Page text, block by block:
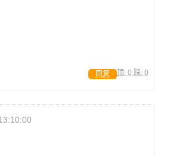
顶: 0 踩: 0
回复